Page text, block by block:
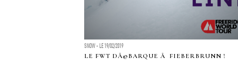
SNOW - LE 19/02/2019
LE FWT DÃ©BARQUE Ã FIEBERBRUNN !